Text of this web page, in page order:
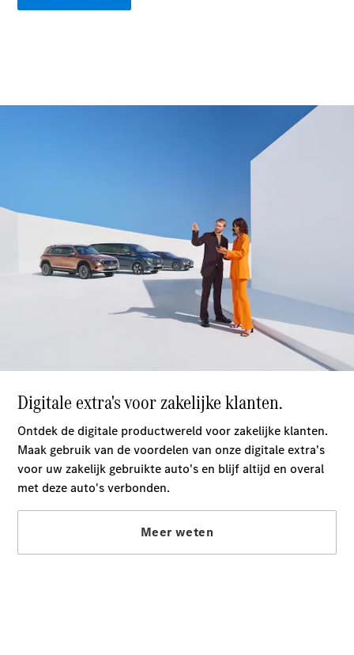
Configurator
Alle MPVs
Mercedes-
Bedrijfswagens
Configurator
Mercedes-Benz Store